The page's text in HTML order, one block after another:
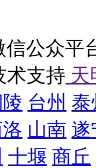
信公众平
术支持 天
台州 泰
山南 遂
十堰 商丘